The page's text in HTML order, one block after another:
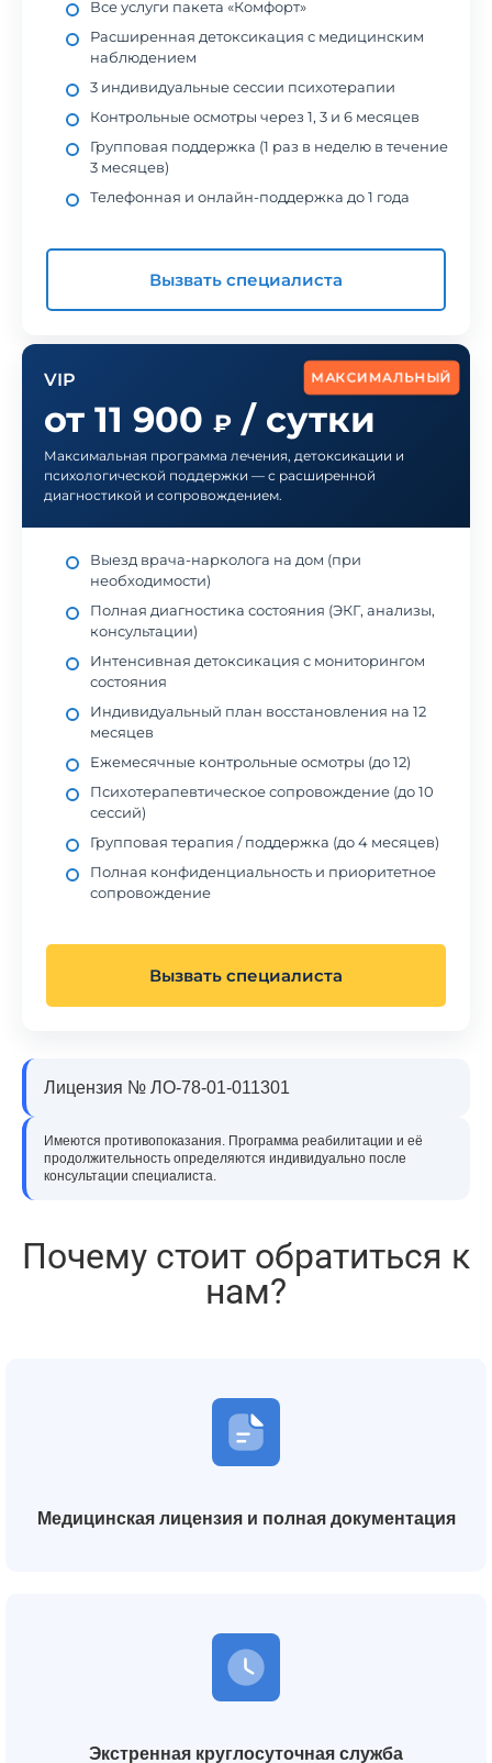
Все услуги пакета «Комфорт»
Расширенная детоксикация с медицинским
наблюдением
3 индивидуальные сессии психотерапии
Контрольные осмотры через 1, 3 и 6 месяцев
Групповая поддержка (1 раз в неделю в течение
3 месяцев)
Телефонная и онлайн-поддержка до 1 года
Вызвать специалиста
МАКСИМАЛЬНЫЙ
VIP
от 11 900 ₽ / сутки
Максимальная программа лечения, детоксикации и
психологической поддержки — с расширенной
диагностикой и сопровождением.
Выезд врача-нарколога на дом (при
необходимости)
Полная диагностика состояния (ЭКГ, анализы,
консультации)
Интенсивная детоксикация с мониторингом
состояния
Индивидуальный план восстановления на 12
месяцев
Ежемесячные контрольные осмотры (до 12)
Психотерапевтическое сопровождение (до 10
сессий)
Групповая терапия / поддержка (до 4 месяцев)
Полная конфиденциальность и приоритетное
сопровождение
Вызвать специалиста
Лицензия № ЛО-78-01-011301
Имеются противопоказания. Программа реабилитации и её
продолжительность определяются индивидуально после
консультации специалиста.
Почему стоит обратиться к
нам?
Медицинская лицензия и полная документация
Экстренная круглосуточная служба